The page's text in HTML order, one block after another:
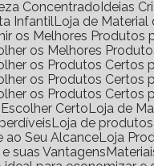
Concentrado Ideias
Infantil Loja de
os Melhores Produtos
os Melhores
os Produtos Certos
os Produtos Certos
os Produtos Certos
Certo
Loja de
Loja de
ao Seu Alcance Loja
suas Vantagens